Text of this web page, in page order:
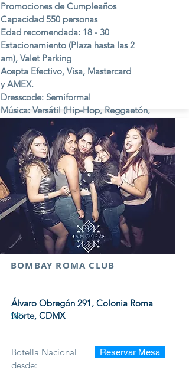
Promociones de Cumpleaños
Capacidad 550 personas
Edad recomendada: 18 - 30
Estacionamiento (Plaza hasta las 2
am), Valet Parking
Acepta Efectivo, Visa, Mastercard
y AMEX.
Dresscode: Semiformal
Música: Versátil (Hip-Hop, Reggaetón,
Electrónica, Pop, etc.)
Viernes y Sábados
BOMBAY ROMA CLUB
$$$
Álvaro Obregón 291, Colonia Roma
Norte, CDMX
Botella Nacional
desde:
Reservar Mesa